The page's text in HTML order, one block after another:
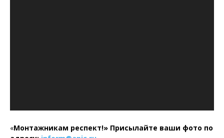
«Монтажникам респект!» Присылайте ваши фото по